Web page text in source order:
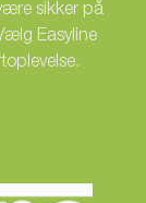
sikker på
Easyline